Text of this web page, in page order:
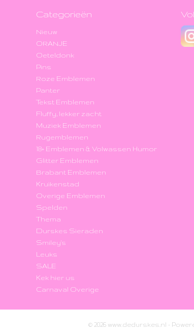
Categorieën
Nieuw
ORANJE
Oeteldonk
Pins
Roze Emblemen
Panter
Tekst Emblemen
Fluffy, lekker zacht
Muziek Emblemen
Rugemblemen
18+ Emblemen & Volwassen Humor
Glitter Emblemen
Brabant Emblemen
Kruikenstad
Overige Emblemen
Spelden
Thema
Durskes Sieraden
Smiley's
Leuks
SALE
Kek hier us
Carnaval Overige
© 2026 www.dedurskes.nl -